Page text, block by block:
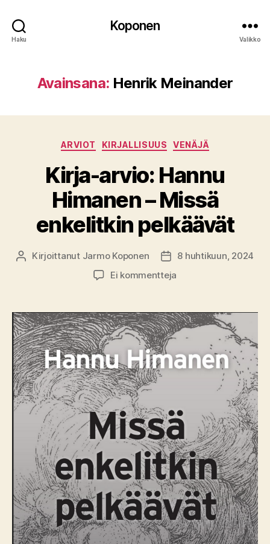
Haku
Koponen
Valikko
Avainsana: Henrik Meinander
Kategoriat
ARVIOT KIRJALLISUUS VENÄJÄ
Kirja-arvio: Hannu
Himanen – Missä
enkelitkin pelkäävät
Kirjoittaja
Kirjoittanut Jarmo Koponen Julkaisupäivämäärä
8 huhtikuun, 2024
Ei kommentteja
Hannu
Himanen
Missä
enkelitkin